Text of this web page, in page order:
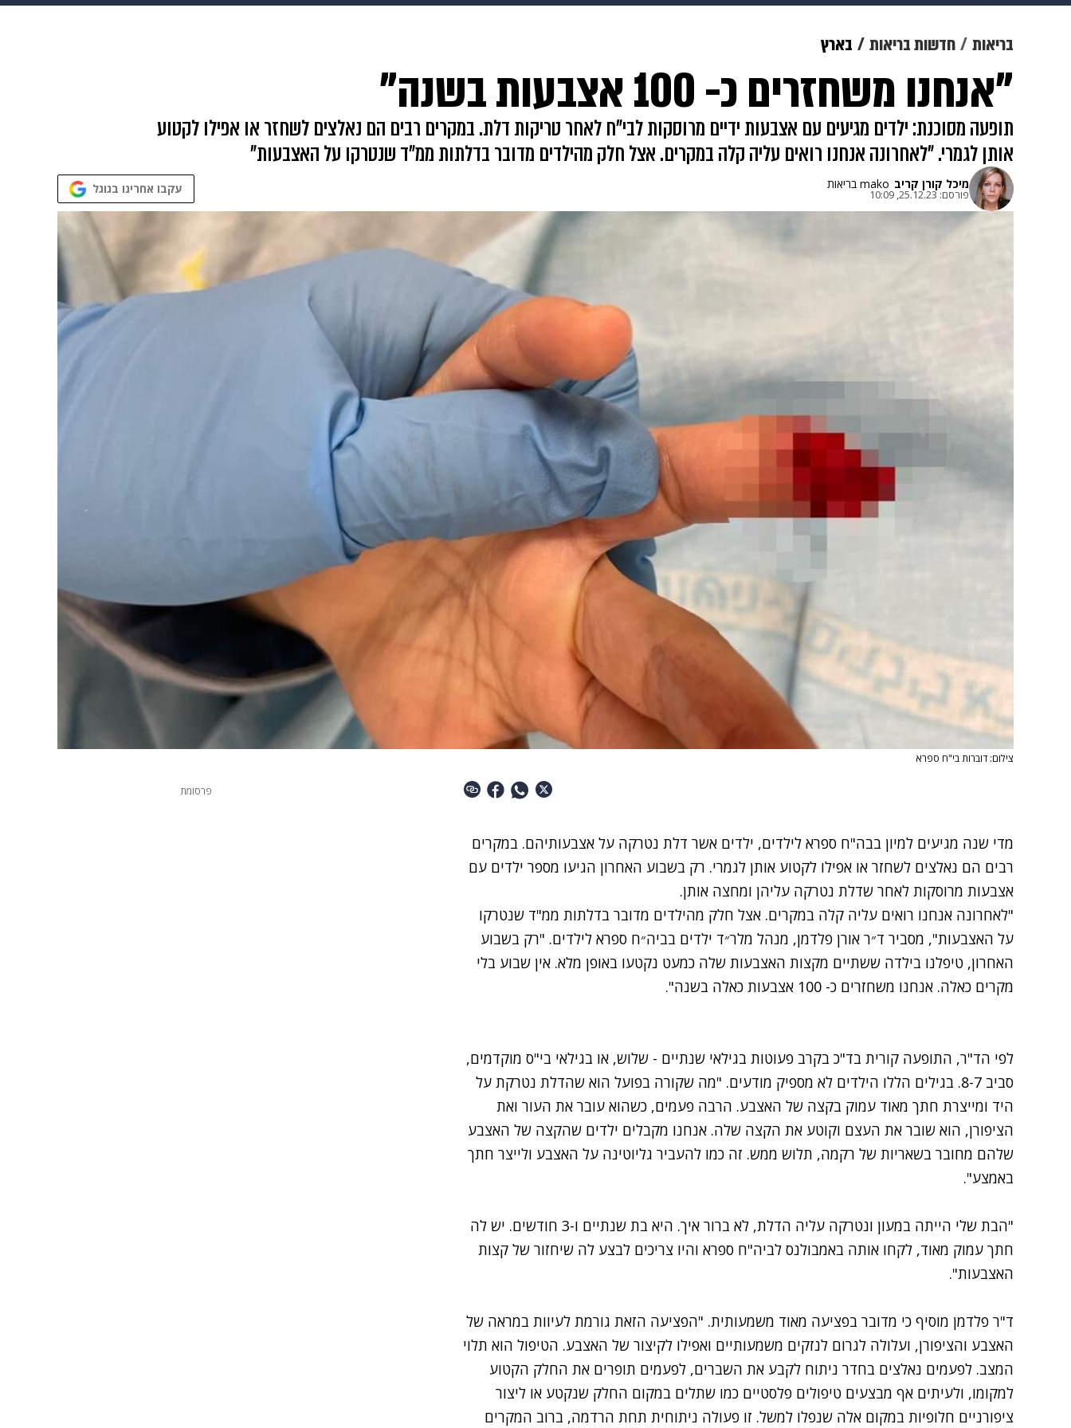
מוזיקה תרבות
דיגיטל גאווה ויוה משפט תשעה חודשים מתכונים פרויקטים מיוחדים
בריאות חדשות בריאות בארץ
"אנחנו משחזרים כ- 100 אצבעות בשנה"
תופעה מסוכנת: ילדים מגיעים עם אצבעות ידיים מרוסקות לבי"ח לאחר טריקות דלת. במקרים רבים הם נאלצים לשחזר או אפילו לקטוע
אותן לגמרי. "לאחרונה אנחנו רואים עליה קלה במקרים. אצל חלק מהילדים מדובר בדלתות ממ"ד שנטרקו על האצבעות"
מיכל קורן קריב mako בריאות
פורסם: 25.12.23, 10:09 עקבו אחרינו בגוגל
צילום: דוברות בי"ח ספרא
מדי שנה מגיעים למיון בבה"ח ספרא לילדים, ילדים אשר דלת נטרקה על אצבעותיהם. במקרים
רבים הם נאלצים לשחזר או אפילו לקטוע אותן לגמרי. רק בשבוע האחרון הגיעו מספר ילדים עם
אצבעות מרוסקות לאחר שדלת נטרקה עליהן ומחצה אותן.
"לאחרונה אנחנו רואים עליה קלה במקרים. אצל חלק מהילדים מדובר בדלתות ממ"ד שנטרקו
על האצבעות", מסביר ד״ר אורן פלדמן, מנהל מלר״ד ילדים בביה״ח ספרא לילדים. "רק בשבוע
האחרון, טיפלנו בילדה ששתיים מקצות האצבעות שלה כמעט נקטעו באופן מלא. אין שבוע בלי
מקרים כאלה. אנחנו משחזרים כ- 100 אצבעות כאלה בשנה".
לפי הד"ר, התופעה קורית בד"כ בקרב פעוטות בגילאי שנתיים - שלוש, או בגילאי בי"ס מוקדמים,
סביב 8-7. בגילים הללו הילדים לא מספיק מודעים. "מה שקורה בפועל הוא שהדלת נטרקת על
היד ומייצרת חתך מאוד עמוק בקצה של האצבע. הרבה פעמים, כשהוא עובר את העור ואת
הציפורן, הוא שובר את העצם וקוטע את הקצה שלה. אנחנו מקבלים ילדים שהקצה של האצבע
שלהם מחובר בשאריות של רקמה, תלוש ממש. זה כמו להעביר גליוטינה על האצבע ולייצר חתך
באמצע".
"הבת שלי הייתה במעון ונטרקה עליה הדלת, לא ברור איך. היא בת שנתיים ו-3 חודשים. יש לה
חתך עמוק מאוד, לקחו אותה באמבולנס לביה"ח ספרא והיו צריכים לבצע לה שיחזור של קצות
האצבעות".
ד"ר פלדמן מוסיף כי מדובר בפציעה מאוד משמעותית. "הפציעה הזאת גורמת לעיוות במראה של
האצבע והציפורן, ועלולה לגרום לנזקים משמעותיים ואפילו לקיצור של האצבע. הטיפול הוא תלוי
המצב. לפעמים נאלצים בחדר ניתוח לקבע את השברים, לפעמים תופרים את החלק הקטוע
למקומו, ולעיתים אף מבצעים טיפולים פלסטיים כמו שתלים במקום החלק שנקטע או ליצור
ציפורניים חלופיות במקום אלה שנפלו למשל. זו פעולה ניתוחית תחת הרדמה, ברוב המקרים
פרסומת